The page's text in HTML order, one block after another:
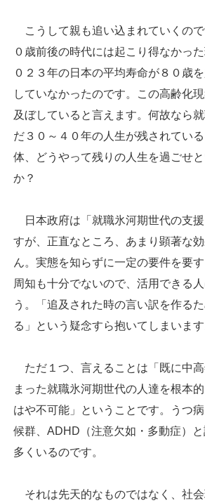
こうして親も追い込まれていくので
０歳前後の時代には起こり得なかっ
０２３年の日本の平均寿命が８０歳
していなかったのです。この高齢化
及ぼしていると言えます。何故なら
だ３０～４０年の人生が残されてい
体、どうやって残りの人生を過ごせ
か？
日本政府は「就職氷河期世代の支援
すが、正直なところ、あまり顕著な
ん。実態を知らずに一定の要件を要
周知も十分でないので、活用できる
う。「追及された時の言い訳を作る
る」という疑念すら抱いてしまいます
ただ１つ、言えることは「既に中
まった就職氷河期世代の人達を根本
はや不可能」ということです。うつ
候群、ADHD（注意欠如・多動症）
多くいるのです。
それは先天的なものではなく、社